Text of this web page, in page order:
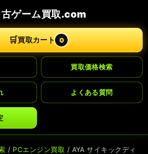
ゲーム買取.com
🛒買取カート 0
買取価格検索
よくある質問
/ PCエンジン買取 / AYA サイキックディ